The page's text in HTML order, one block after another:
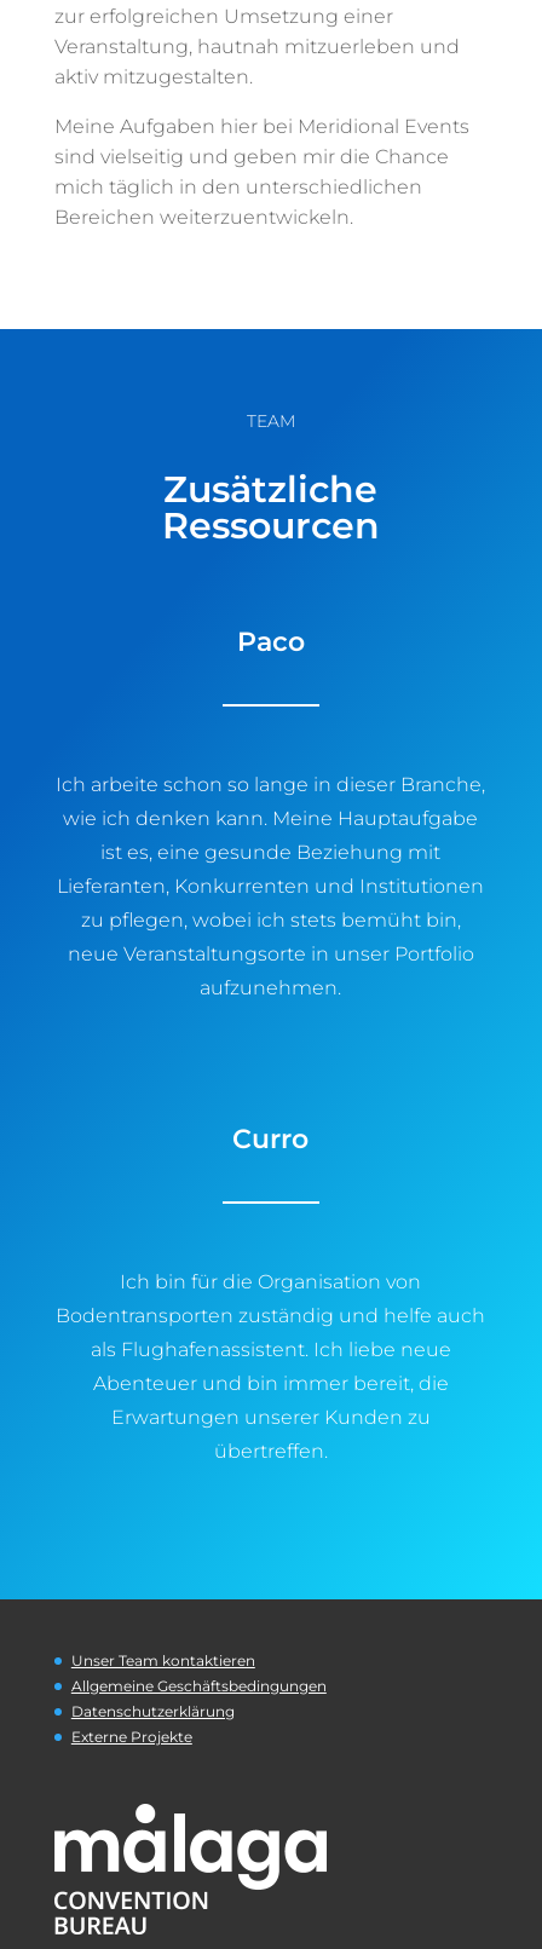
zur erfolgreichen Umsetzung einer
Veranstaltung, hautnah mitzuerleben und
aktiv mitzugestalten.
Meine Aufgaben hier bei Meridional Events
sind vielseitig und geben mir die Chance
mich täglich in den unterschiedlichen
Bereichen weiterzuentwickeln.
TEAM
Zusätzliche
Ressourcen
Paco
Ich arbeite schon so lange in dieser Branche,
wie ich denken kann. Meine Hauptaufgabe
ist es, eine gesunde Beziehung mit
Lieferanten, Konkurrenten und Institutionen
zu pflegen, wobei ich stets bemüht bin,
neue Veranstaltungsorte in unser Portfolio
aufzunehmen.
Curro
Ich bin für die Organisation von
Bodentransporten zuständig und helfe auch
als Flughafenassistent. Ich liebe neue
Abenteuer und bin immer bereit, die
Erwartungen unserer Kunden zu
übertreffen.
Unser Team kontaktieren
Allgemeine Geschäftsbedingungen
Datenschutzerklärung
Externe Projekte